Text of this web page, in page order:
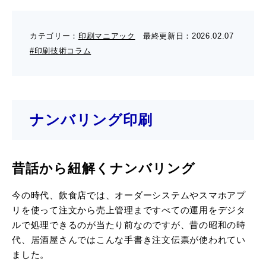
- オンデマンド印刷
- ぎぞらーず資料請求
カテゴリー： 印刷マニアック 最終更新日：2026.02.07
#印刷技術コラム
ナンバリング印刷
昔話から紐解くナンバリング
今の時代、飲食店では、オーダーシステムやスマホアプ
リを使って注文から売上管理まですべての運用をデジタ
ルで処理できるのが当たり前なのですが、昔の昭和の時
代、居酒屋さんではこんな手書き注文伝票が使われてい
ました。